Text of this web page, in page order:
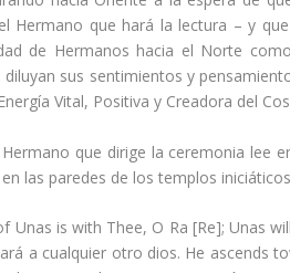
Hermano que hará la lectura – y
de Hermanos hacia el Norte
sus sentimientos y
Vital, Positiva y Creadora del
que dirige la ceremonia lee
las paredes de los templos
Unas is with Thee, O Ra [Re]; Unas
a cualquier otro dios. He ascends